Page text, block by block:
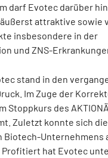
darf Evotec darüber
attraktive sowie
insbesondere in der
und ZNS-
stand in den
Im Zuge der
Stoppkurs des
Zuletzt konnte sich
Biotech-Unternehmens
hat Evotec